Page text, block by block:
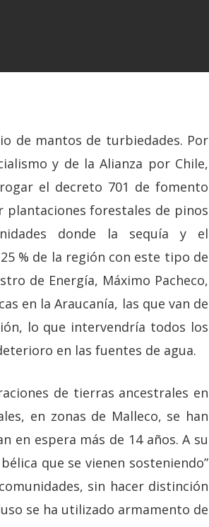
de mantos de turbiedades. Por
y de la Alianza por Chile,
el decreto 701 de fomento
forestales de pinos
donde la sequía y el
% de la región con este tipo de
de Energía, Máximo Pacheco,
en la Araucanía, las que van de
lo que intervendría todos los
en las fuentes de agua.
de tierras ancestrales en
en zonas de Malleco, se han
en espera más de 14 años. A su
que se vienen sosteniendo”
sin hacer distinción
se ha utilizado armamento de